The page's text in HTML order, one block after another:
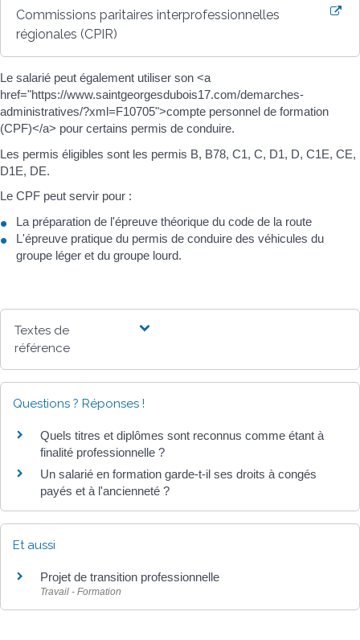
Commissions paritaires interprofessionnelles
régionales (CPIR)
Le salarié peut également utiliser son <a
href="https://www.saintgeorgesdubois17.com/demarches-
administratives/?xml=F10705">compte personnel de formation
(CPF)</a> pour certains permis de conduire.
Les permis éligibles sont les permis B, B78, C1, C, D1, D, C1E, CE,
D1E, DE.
Le CPF peut servir pour :
La préparation de l'épreuve théorique du code de la route
L'épreuve pratique du permis de conduire des véhicules du
groupe léger et du groupe lourd.
Textes de
référence
Questions ? Réponses !
Quels titres et diplômes sont reconnus comme étant à
finalité professionnelle ?
Un salarié en formation garde-t-il ses droits à congés
payés et à l'ancienneté ?
Et aussi
Projet de transition professionnelle
Travail - Formation